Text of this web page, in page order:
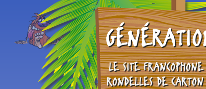
LE SITE
RONDELLES DE